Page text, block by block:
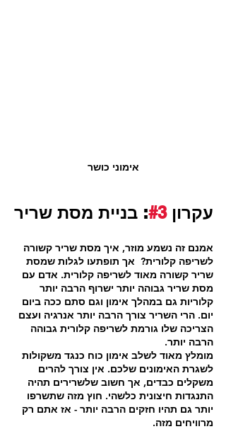
אימוני כושר
עקרון #3: בניית מסת שריר
אמנם זה נשמע מוזר, איך מסת שריר קשורה
לשריפה קלורית?  אך תופתעו לגלות שמסת
שריר קשורה מאוד לשריפה קלורית. אדם עם
מסת שריר גבוהה יותר ישרוף הרבה יותר
קלוריות גם במהלך אימון וגם סתם ככה ביום
יום. הרי השריר צורך הרבה יותר אנרגיה ועצם
הצריכה שלו גורמת לשריפה קלורית גבוהה
הרבה יותר.
מומלץ מאוד לשלב אימון כוח כנגד משקולות
לשגרת האימונים שלכם. אין צורך להרים
משקלים כבדים, אך חשוב שלשרירים תהיה
התנגדות חיצונית כלשהי. חוץ מזה שתשרפו
יותר גם תהיו חזקים הרבה יותר - אז אתם רק
מרוויחים מזה.